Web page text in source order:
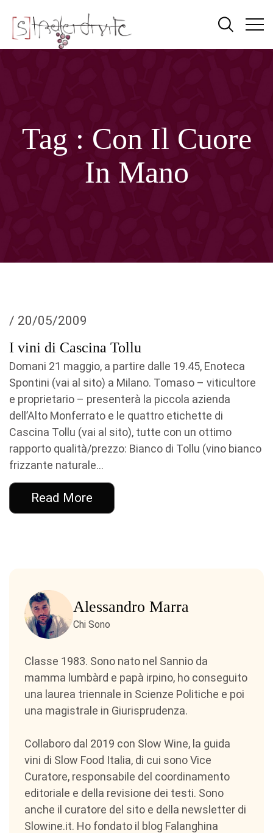
Tag : Con Il Cuore
In Mano
/ 20/05/2009
I vini di Cascina Tollu
Domani 21 maggio, a partire dalle 19.45, Enoteca
Spontini (vai al sito) a Milano. Tomaso – viticultore
e proprietario – presenterà la piccola azienda
dell’Alto Monferrato e le quattro etichette di
Cascina Tollu (vai al sito), tutte con un ottimo
rapporto qualità/prezzo: Bianco di Tollu (vino bianco
frizzante naturale...
Read More
Alessandro Marra
Chi Sono
Classe 1983. Sono nato nel Sannio da
mamma lumbàrd e papà irpino, ho conseguito
una laurea triennale in Scienze Politiche e poi
una magistrale in Giurisprudenza.
Collaboro dal 2019 con Slow Wine, la guida
vini di Slow Food Italia, di cui sono Vice
Curatore, responsabile del coordinamento
editoriale e della revisione dei testi. Sono
anche il curatore del sito e della newsletter di
Slowine.it. Ho fondato il blog Falanghina